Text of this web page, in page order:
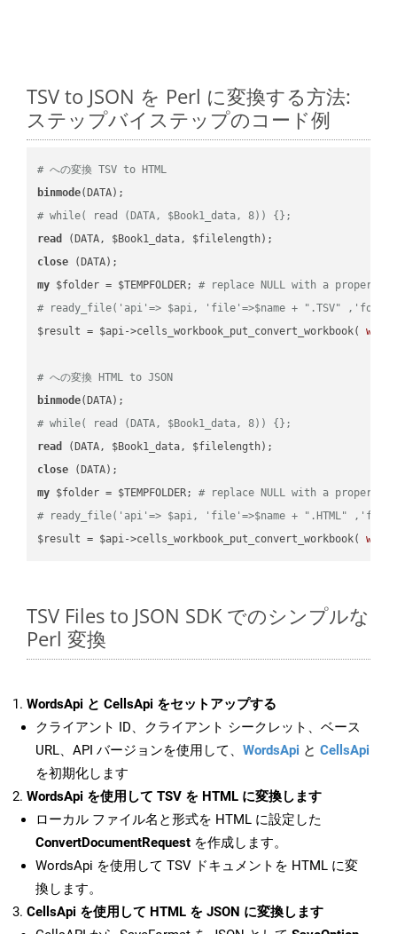
TSV to JSON を Perl に変換する方法:
ステップバイステップのコード例
# への変換 TSV to HTML
binmode
# while( read (DATA, $Book1_data, 8)) {};
read
close
my $folder = $TEMPFOLDER; # replace NULL with a proper
# ready_file('api'=> $api, 'file'=>$name + ".TSV"
$result = $api->cells_workbook_put_convert_workbook(
# への変換 HTML to JSON
binmode
# while( read (DATA, $Book1_data, 8)) {};
read
close
my $folder = $TEMPFOLDER; # replace NULL with a proper
# ready_file('api'=> $api, 'file'=>$name + ".HTML"
$result = $api->cells_workbook_put_convert_workbook(
TSV Files to JSON SDK でのシンプルな
Perl 変換
WordsApi と CellsApi をセットアップする
クライアント ID、クライアント シークレット、ベース
URL、API バージョンを使用して、 WordsApi と CellsApi
を初期化します
WordsApi を使用して TSV を HTML に変換します
ローカル ファイル名と形式を HTML に設定した
ConvertDocumentRequest を作成します。
WordsApi を使用して TSV ドキュメントを HTML に変
換します。
CellsApi を使用して HTML を JSON に変換します